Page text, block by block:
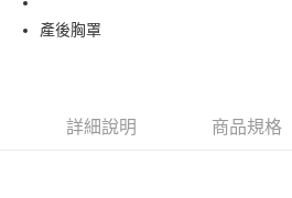
全家取貨付款
每筆NT$80，滿NT$1,000(含以上)免運費
產後胸罩
詳細說明 商品規格